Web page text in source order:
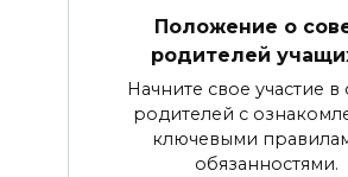
Положение о
родителей
Начните свое участие в
родителей с
ключевыми
обязанностями.